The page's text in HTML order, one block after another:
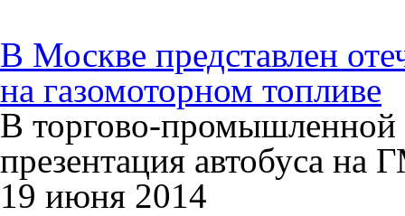
В Москве представлен
на газомоторном топливе
В торгово-промышленной
презентация автобуса на
19 июня 2014